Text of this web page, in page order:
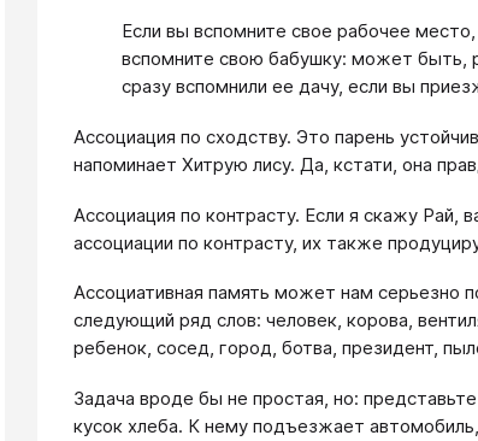
Если вы вспомните свое рабочее
вспомните свою бабушку: может быть,
сразу вспомнили ее дачу, если вы
Ассоциация по сходству. Это парень
напоминает Хитрую лису. Да, кстати, она
Ассоциация по контрасту. Если я скажу
ассоциации по контрасту, их также
Ассоциативная память может нам серьезно
следующий ряд слов: человек, корова,
ребенок, сосед, город, ботва, президент,
Задача вроде бы не простая, но:
кусок хлеба. К нему подъезжает